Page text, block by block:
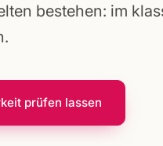
bestehen: im
prüfen lassen